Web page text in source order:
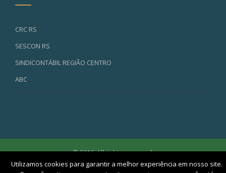
CRC RS
SESCON RS
SINDICONTÁBIL REGIÃO CENTRO
ABC
© 2016. All rights reserved.
Utilizamos cookies para garantir a melhor experiência em nosso site.